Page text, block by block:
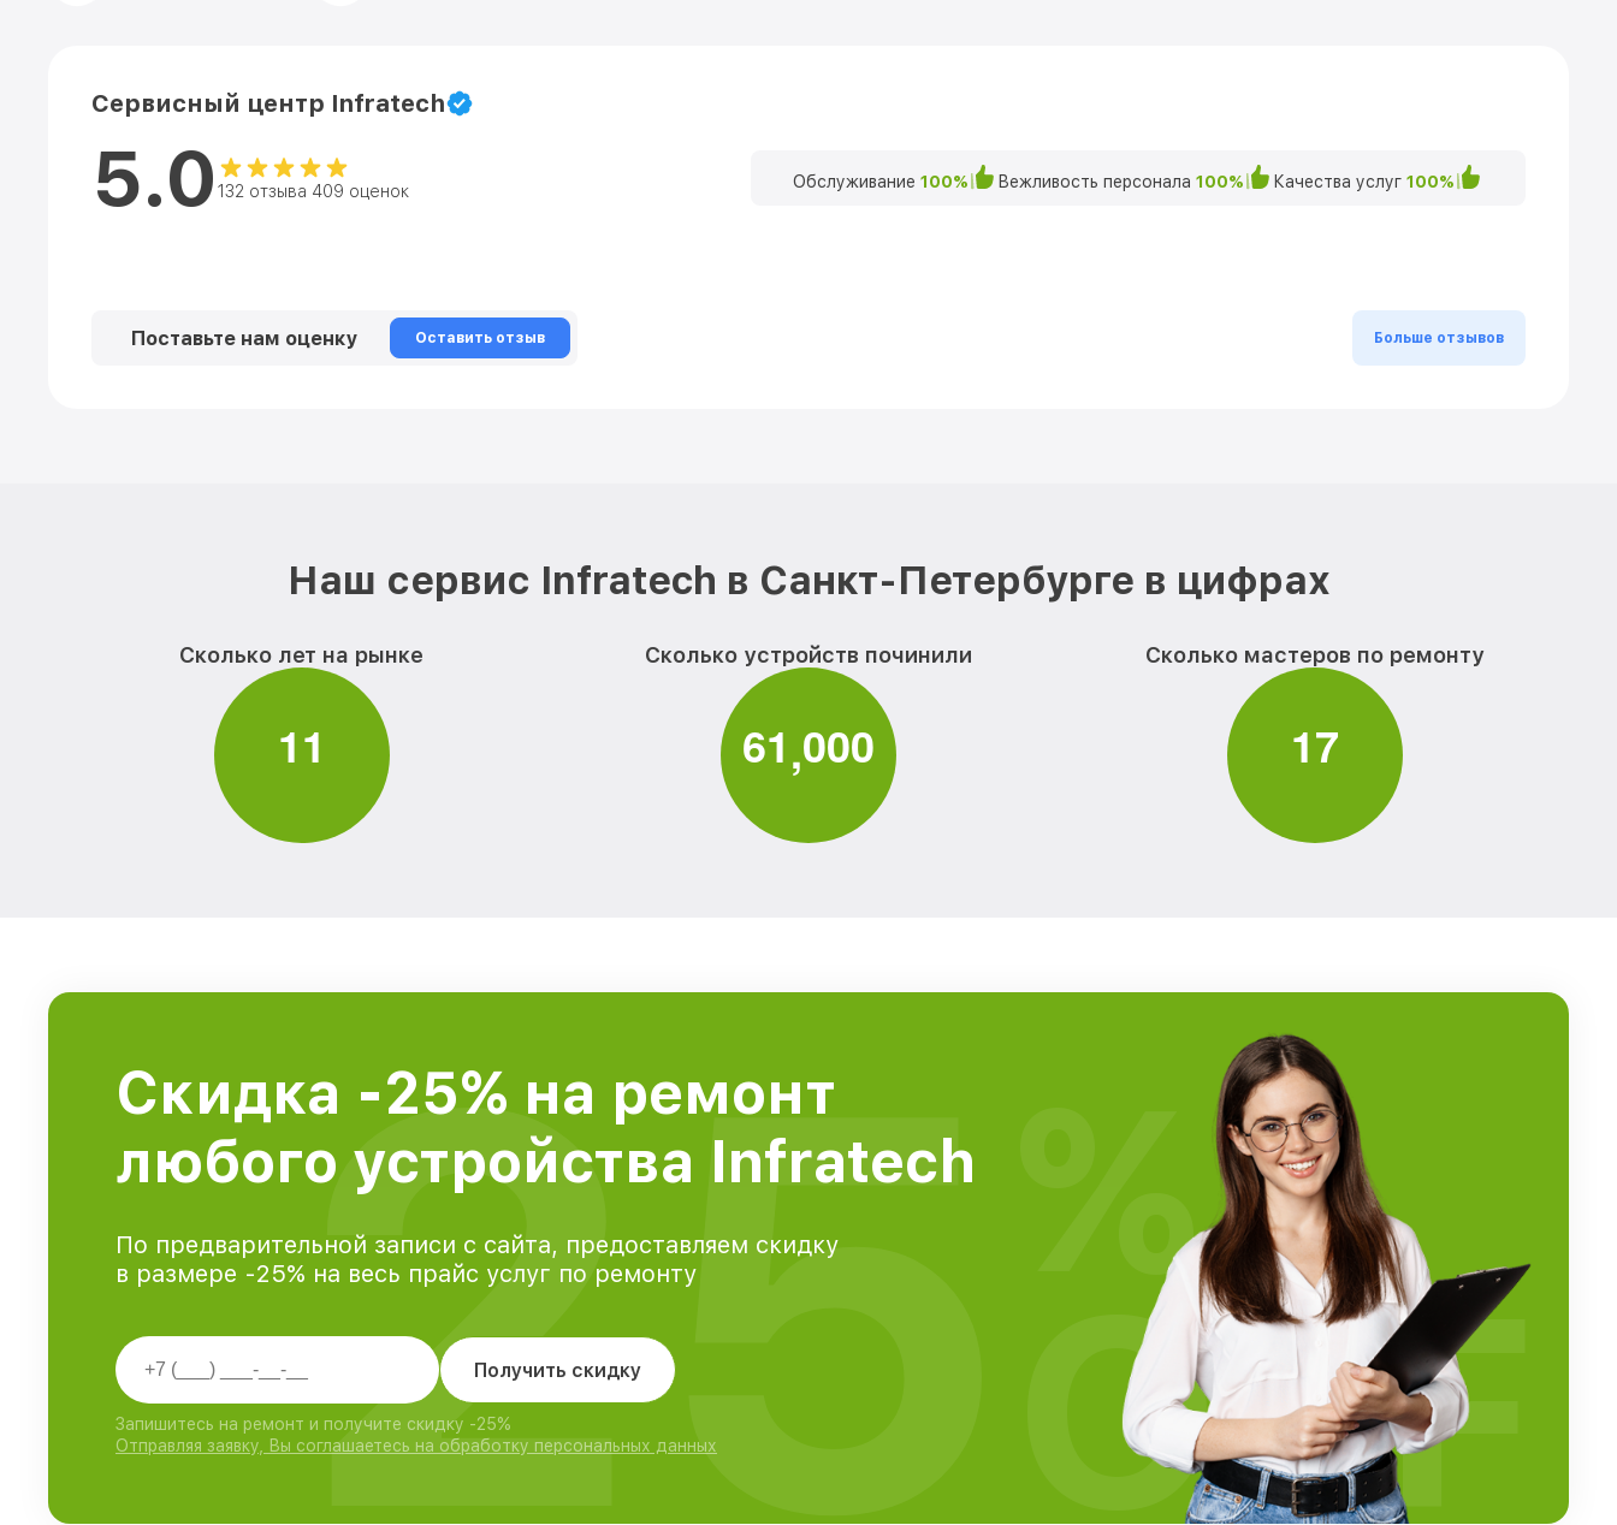
Сервисный центр Infratech
5.0 132 отзыва 409 оценок Обслуживание 100% Вежливость персонала 100% Качества услуг 100%
Поставьте нам оценку Оставить отзыв Больше отзывов
Наш сервис Infratech в Санкт-Петербурге в цифрах
Сколько лет на рынке
11
Сколько устройств починили
61,000
Сколько мастеров по ремонту
17
Скидка -25% на ремонт
любого устройства Infratech
По предварительной записи с сайта, предоставляем скидку
в размере -25% на весь прайс услуг по ремонту
Получить скидку
Запишитесь на ремонт и получите скидку -25%
Отправляя заявку, Вы соглашаетесь на обработку персональных данных
25 %
OFF